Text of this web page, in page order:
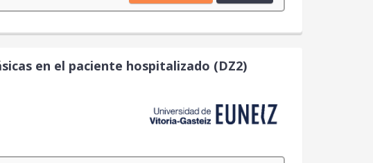
en el paciente hospitalizado (DZ2)